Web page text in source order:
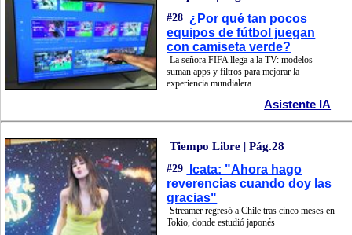
#28 ¿Por qué tan pocos
equipos de fútbol juegan
con camiseta verde?
La señora FIFA llega a la TV: modelos
suman apps y filtros para mejorar la
experiencia mundialera
Asistente IA
Tiempo Libre | Pág.28
#29
Icata: "Ahora hago
reverencias cuando doy las
gracias"
Streamer regresó a Chile tras cinco meses en
Tokio, donde estudió japonés